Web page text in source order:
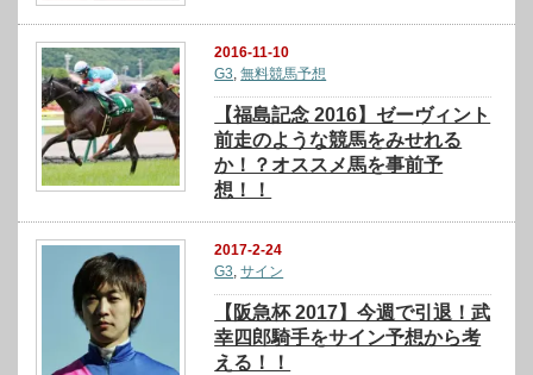
2016-11-10
G3 ,無料競馬予想
【福島記念 2016】ゼーヴィント
前走のような競馬をみせれる
か！？オススメ馬を事前予
想！！
2017-2-24
G3 ,サイン
【阪急杯 2017】今週で引退！武
幸四郎騎手をサイン予想から考
える！！